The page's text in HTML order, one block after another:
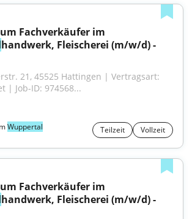
handwerk, Fleischerei (m/w/d) -
21, 45525 Hattingen | Vertragsart:
| Job-ID: 974568...
Wuppertal Teilzeit Vollzeit
handwerk, Fleischerei (m/w/d) -